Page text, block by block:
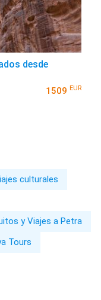
desde
1509 EUR
culturales
y Viajes a Petra
Tours